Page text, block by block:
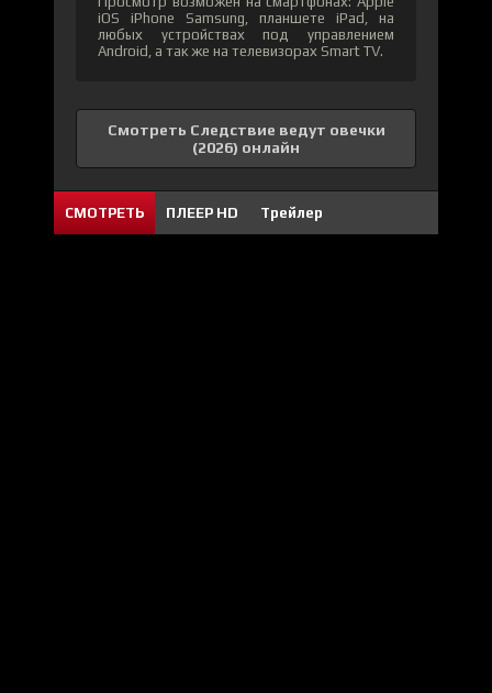
iOS iPhone Samsung, планшете iPad, на
любых устройствах под управлением
Android, а так же на телевизорах Smart TV.
Смотреть Следствие ведут овечки
(2026) онлайн
СМОТРЕТЬ ПЛЕЕР HD Трейлер